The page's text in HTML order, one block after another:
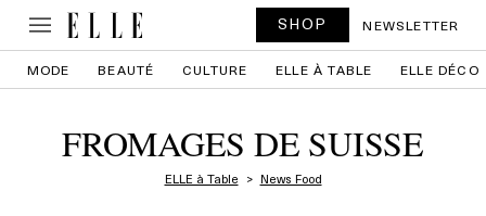
SHOP NEWSLETTER
MODE BEAUTÉ CULTURE ELLE À TABLE ELLE DÉCO
FROMAGES DE SUISSE
ELLE à Table News Food